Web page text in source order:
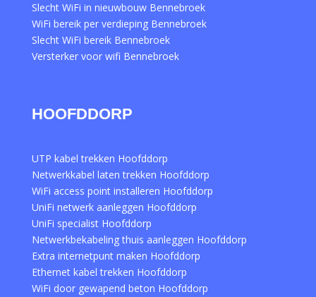
Slecht WiFi in nieuwbouw Bennebroek
WiFi bereik per verdieping Bennebroek
Slecht WiFi bereik Bennebroek
Versterker voor wifi Bennebroek
HOOFDDORP
UTP kabel trekken Hoofddorp
Netwerkkabel laten trekken Hoofddorp
WiFi access point installeren Hoofddorp
UniFi netwerk aanleggen Hoofddorp
UniFi specialist Hoofddorp
Netwerkbekabeling thuis aanleggen Hoofddorp
Extra internetpunt maken Hoofddorp
Ethernet kabel trekken Hoofddorp
WiFi door gewapend beton Hoofddorp